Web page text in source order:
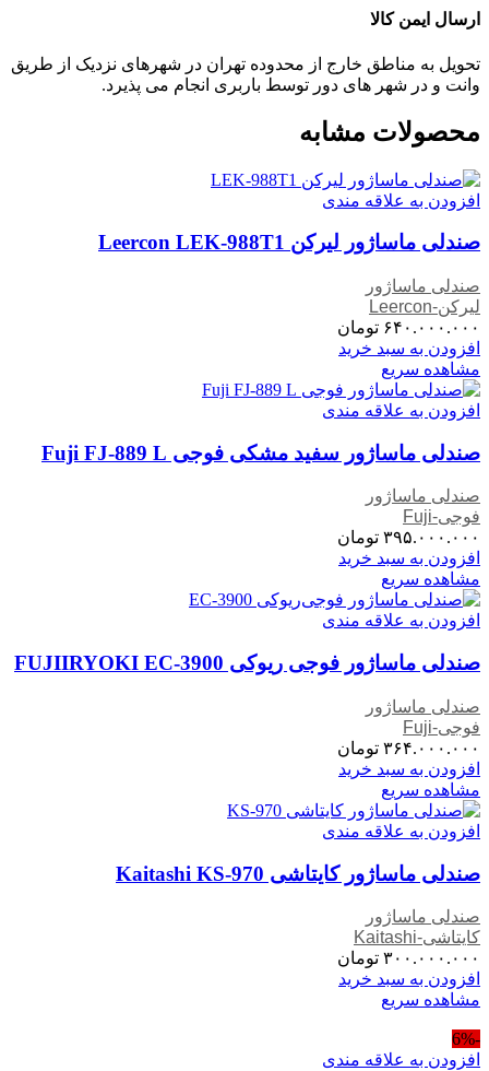
ارسال ایمن کالا
تحویل به مناطق خارج از محدوده تهران در شهرهای نزدیک از طریق
وانت و در شهر های دور توسط باربری انجام می پذیرد.
محصولات مشابه
افزودن به علاقه مندی
صندلی ماساژور لیرکن Leercon LEK-988T1
صندلی ماساژور
لیرکن-Leercon
۶۴۰.۰۰۰.۰۰۰ تومان
افزودن به سبد خرید
مشاهده سریع
افزودن به علاقه مندی
صندلی ماساژور سفید مشکی فوجی Fuji FJ-889 L
صندلی ماساژور
فوجی-Fuji
۳۹۵.۰۰۰.۰۰۰ تومان
افزودن به سبد خرید
مشاهده سریع
افزودن به علاقه مندی
صندلی ماساژور فوجی ریوکی FUJIIRYOKI EC-3900
صندلی ماساژور
فوجی-Fuji
۳۶۴.۰۰۰.۰۰۰ تومان
افزودن به سبد خرید
مشاهده سریع
افزودن به علاقه مندی
صندلی ماساژور کایتاشی Kaitashi KS-970
صندلی ماساژور
کایتاشی-Kaitashi
۳۰۰.۰۰۰.۰۰۰ تومان
افزودن به سبد خرید
مشاهده سریع
-6%
افزودن به علاقه مندی